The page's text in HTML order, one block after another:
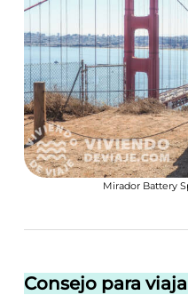
Mirador Battery
Consejo para